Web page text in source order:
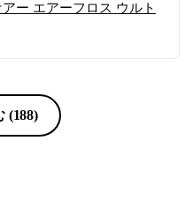
を使用
用し
出しな
保証期
しまし
かりま
ー エアーフロス ウルト
(188)